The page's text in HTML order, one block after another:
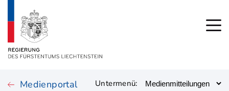
Medienportal Untermenü: